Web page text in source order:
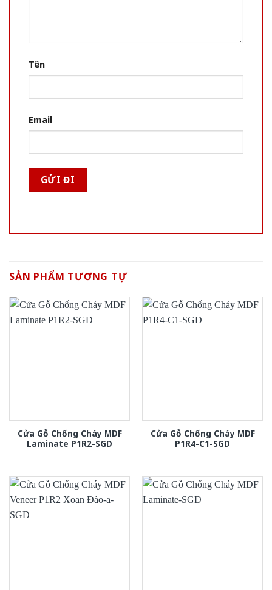
Tên
Email
SẢN PHẨM TƯƠNG TỰ
Cửa Gỗ Chống Cháy MDF
Laminate P1R2-SGD
Cửa Gỗ Chống Cháy MDF
P1R4-C1-SGD